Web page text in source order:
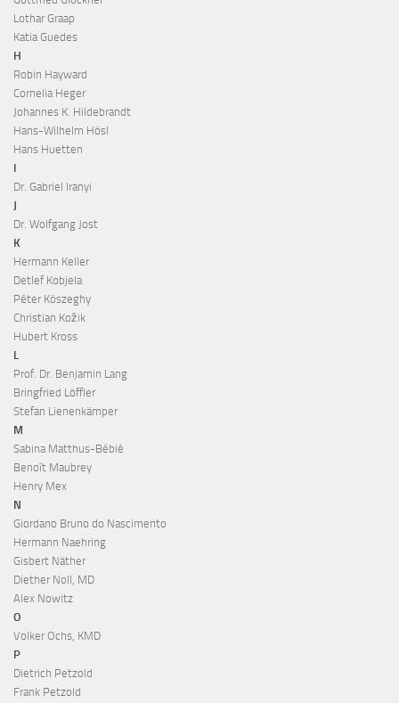
Lothar Graap
Katia Guedes
H
Robin Hayward
Cornelia Heger
Johannes K. Hildebrandt
Hans-Wilhelm Hösl
Hans Huetten
I
Dr. Gabriel Iranyi
J
Dr. Wolfgang Jost
K
Hermann Keller
Detlef Kobjela
Péter Köszeghy
Christian Kožik
Hubert Kross
L
Prof. Dr. Benjamin Lang
Bringfried Löffler
Stefan Lienenkämper
M
Sabina Matthus-Bébié
Benoît Maubrey
Henry Mex
N
Giordano Bruno do Nascimento
Hermann Naehring
Gisbert Näther
Diether Noll, MD
Alex Nowitz
O
Volker Ochs, KMD
P
Dietrich Petzold
Frank Petzold